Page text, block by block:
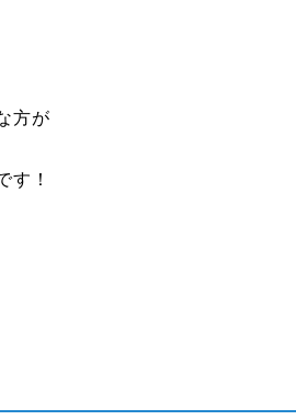
方が
す！